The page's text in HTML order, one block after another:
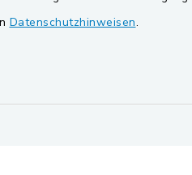
Datenschutzhinweisen.